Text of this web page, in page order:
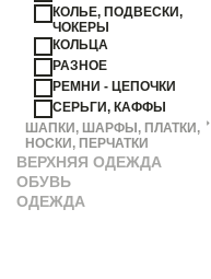
КОЛЬЕ, ПОДВЕСКИ,
ЧОКЕРЫ
КОЛЬЦА
РАЗНОЕ
РЕМНИ - ЦЕПОЧКИ
СЕРЬГИ, КАФФЫ
ШАПКИ, ШАРФЫ, ПЛАТКИ,
НОСКИ, ПЕРЧАТКИ
ВЕРХНЯЯ ОДЕЖДА
ОБУВЬ
ОДЕЖДА